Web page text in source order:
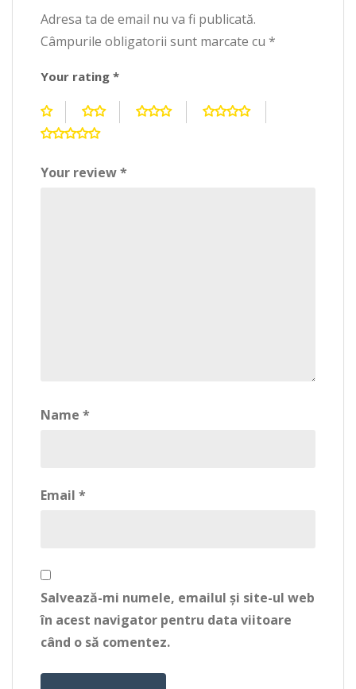
Adresa ta de email nu va fi publicată.
Câmpurile obligatorii sunt marcate cu *
Your rating *
Your review*
Name *
Email *
Salvează-mi numele, emailul și site-ul web
în acest navigator pentru data viitoare
când o să comentez.